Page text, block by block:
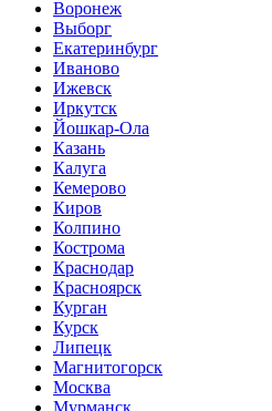
Воронеж
Выборг
Екатеринбург
Иваново
Ижевск
Иркутск
Йошкар-Ола
Казань
Калуга
Кемерово
Киров
Колпино
Кострома
Краснодар
Красноярск
Курган
Курск
Липецк
Магнитогорск
Москва
Мурманск